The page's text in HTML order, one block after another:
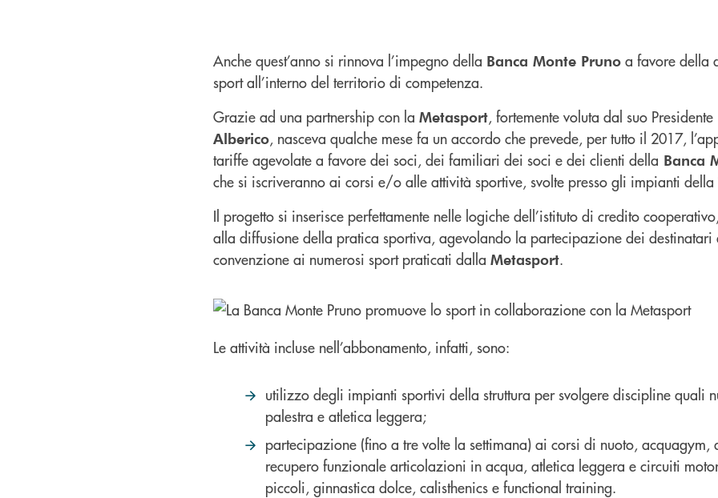
Anche quest’anno si rinnova l’impegno della Banca Monte Pruno a favore della
sport all’interno del territorio di competenza.
Grazie ad una partnership con la Metasport, fortemente voluta dal suo Presidente
Alberico, nasceva qualche mese fa un accordo che prevede, per tutto il 2017,
tariffe agevolate a favore dei soci, dei familiari dei soci e dei clienti della Banca
che si iscriveranno ai corsi e/o alle attività sportive, svolte presso gli impianti della
Il progetto si inserisce perfettamente nelle logiche dell’istituto di credito
alla diffusione della pratica sportiva, agevolando la partecipazione dei destinatari
convenzione ai numerosi sport praticati dalla Metasport.
Le attività incluse nell’abbonamento, infatti, sono:
utilizzo degli impianti sportivi della struttura per svolgere discipline quali
palestra e atletica leggera;
partecipazione (fino a tre volte la settimana) ai corsi di nuoto, acquagym,
recupero funzionale articolazioni in acqua, atletica leggera e circuiti
piccoli, ginnastica dolce, calisthenics e functional training.